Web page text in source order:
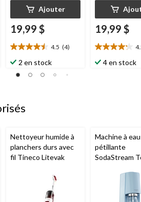
Ajouter
19,99 $
4.5 (4)
4.5
étoile(s)
sur
2 en stock
19,99 $
4.2
étoile(s)
4 en stock
Nettoyeur humide à
planchers durs avec
fil Tineco Litevak
Machine à eau
pétillante
SodaStream